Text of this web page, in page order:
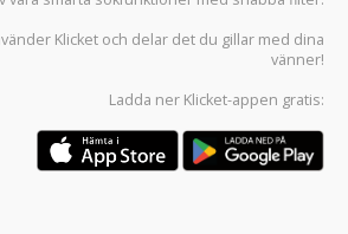
Klicket och delar det du gillar med dina
vänner!
Ladda ner Klicket-appen gratis: